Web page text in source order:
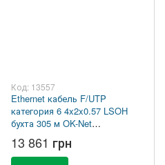
Код: 13557
Ethernet кабель F/UTP
категория 6 4x2x0.57 LSOH
бухта 305 м OK-Net
7932024m305
13 861 грн